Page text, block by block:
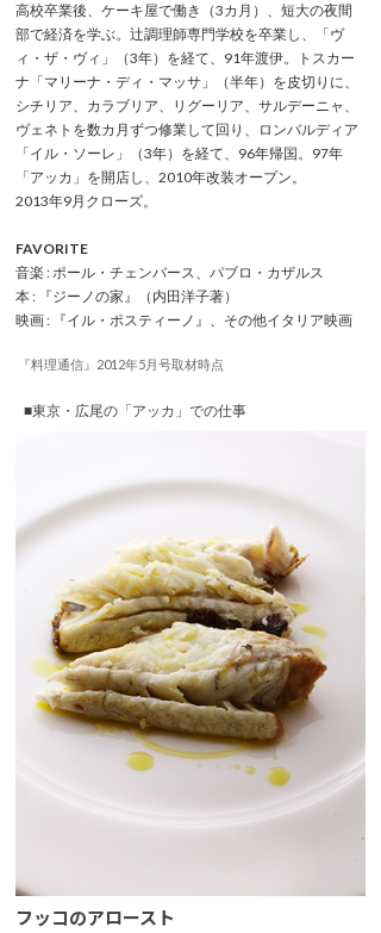
高校卒業後、ケーキ屋で働き（3カ月）、短大の夜間
部で経済を学ぶ。辻調理師専門学校を卒業し、「ヴ
ィ・ザ・ヴィ」（3年）を経て、91年渡伊。トスカー
ナ「マリーナ・ディ・マッサ」（半年）を皮切りに、
シチリア、カラブリア、リグーリア、サルデーニャ、
ヴェネトを数カ月ずつ修業して回り、ロンバルディア
「イル・ソーレ」（3年）を経て、96年帰国。97年
「アッカ」を開店し、2010年改装オープン。
2013年9月クローズ。
FAVORITE
音楽 : ポール・チェンバース、パブロ・カザルス
本 : 『ジーノの家』（内田洋子著）
映画 : 『イル・ポスティーノ』、その他イタリア映画
『料理通信』2012年5月号取材時点
■東京・広尾の「アッカ」での仕事
フッコのアロースト